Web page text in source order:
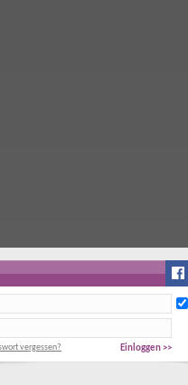
Einloggen >>
vergessen?